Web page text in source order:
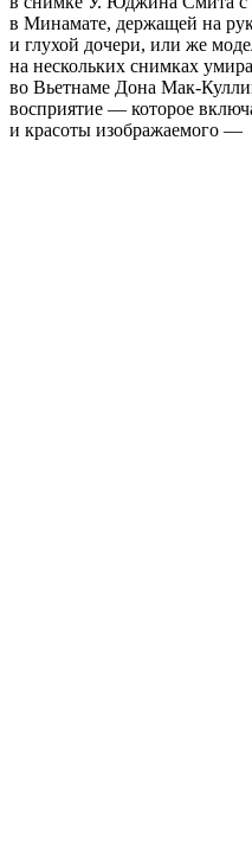
в Минамате, держащей на
и глухой дочери, или же
на нескольких снимках
во Вьетнаме Дона Мак-
восприятие — которое
и красоты изображаемого —